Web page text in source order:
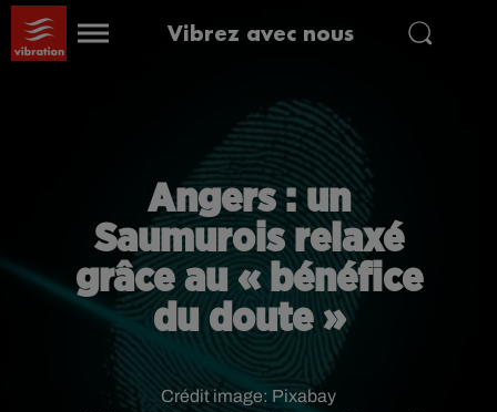
Vibrez avec nous
Angers : un
Saumurois relaxé
grâce au « bénéfice
du doute »
Crédit image: Pixabay